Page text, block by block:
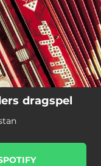
dragspel